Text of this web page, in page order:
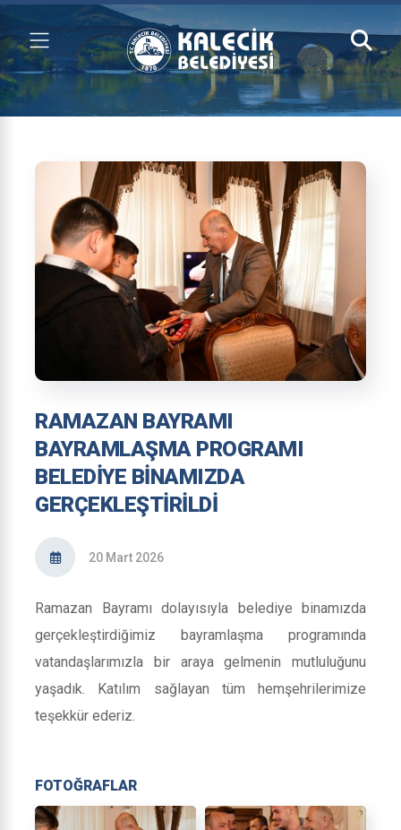
RAMAZAN BAYRAMI
BAYRAMLAŞMA PROGRAMI
BELEDIYE BINAMIZDA
GERÇEKLEŞTIRILDI
20 Mart 2026
Ramazan Bayramı dolayısıyla belediye binamızda
gerçekleştirdiğimiz bayramlaşma programında
vatandaşlarımızla bir araya gelmenin mutluluğunu
yaşadık. Katılım sağlayan tüm hemşehrilerimize
teşekkür ederiz.
FOTOĞRAFLAR